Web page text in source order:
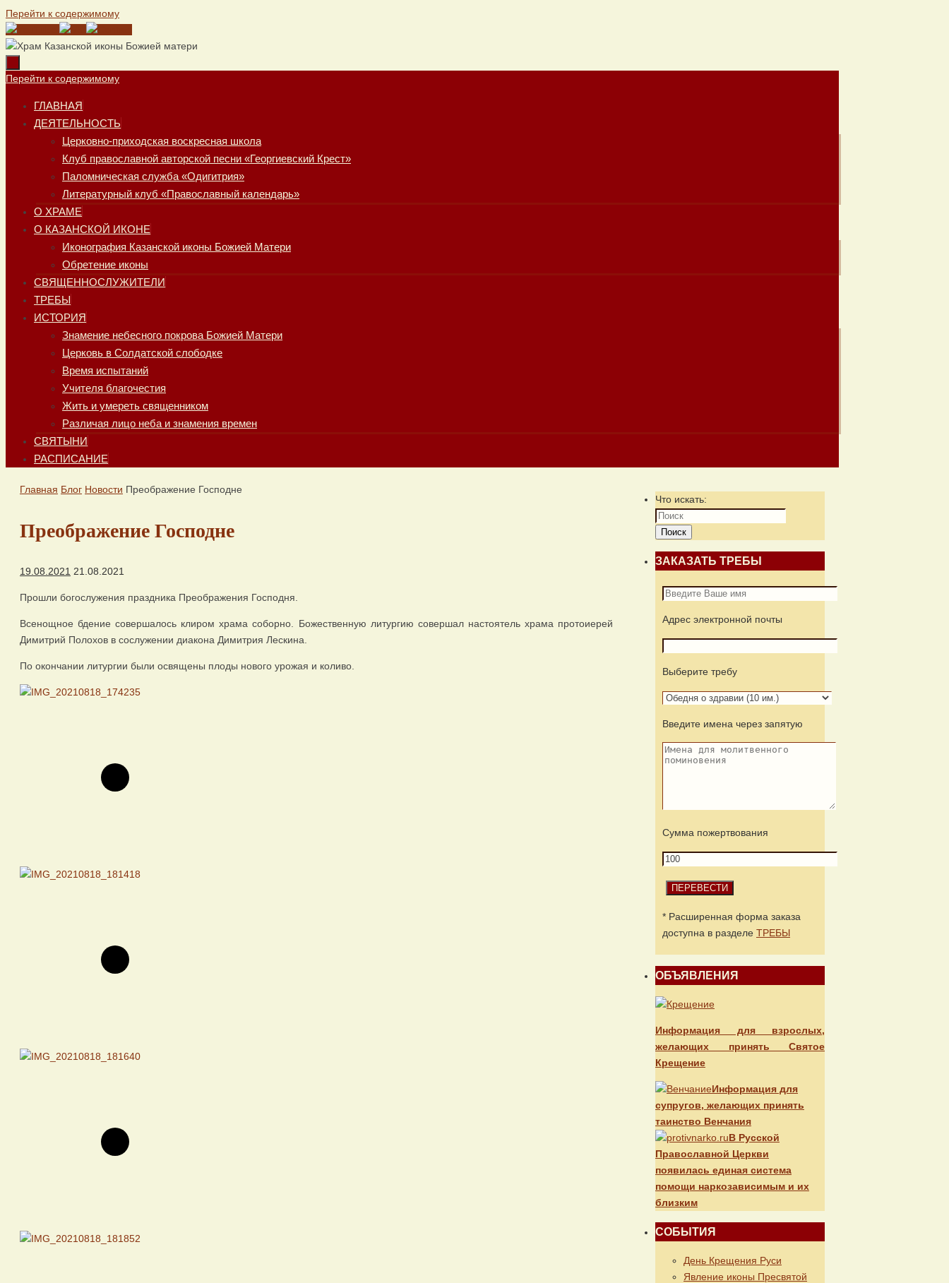
Перейти к содержимому
Перейти к содержимому
ГЛАВНАЯ
ДЕЯТЕЛЬНОСТЬ
Церковно-приходская воскресная школа
Клуб православной авторской песни «Георгиевский Крест»
Паломническая служба «Одигитрия»
Литературный клуб «Православный календарь»
О ХРАМЕ
О КАЗАНСКОЙ ИКОНЕ
Иконография Казанской иконы Божией Матери
Обретение иконы
СВЯЩЕННОСЛУЖИТЕЛИ
ТРЕБЫ
ИСТОРИЯ
Знамение небесного покрова Божией Матери
Церковь в Солдатской слободке
Время испытаний
Учителя благочестия
Жить и умереть священником
Различая лицо неба и знамения времен
СВЯТЫНИ
РАСПИСАНИЕ
Главная Блог Новости Преображение Господне
Преображение Господне
19.08.2021 21.08.2021
Прошли богослужения праздника Преображения Господня.
Всенощное бдение совершалось клиром храма соборно. Божественную литургию совершал настоятель храма протоиерей
Димитрий Полохов в сослужении диакона Димитрия Лескина.
По окончании литургии были освящены плоды нового урожая и коливо.
Что искать:
Поиск
ЗАКАЗАТЬ ТРЕБЫ
Адрес электронной почты
Выберите требу
Введите имена через запятую
Сумма пожертвования
* Расширенная форма заказа
доступна в разделе ТРЕБЫ
ОБЪЯВЛЕНИЯ
Информация для взрослых,
желающих принять Святое
Крещение
Информация для
супругов, желающих принять
таинство Венчания
В Русской
Православной Церкви
появилась единая система
помощи наркозависимым и их
близким
СОБЫТИЯ
День Крещения Руси
Явление иконы Пресвятой